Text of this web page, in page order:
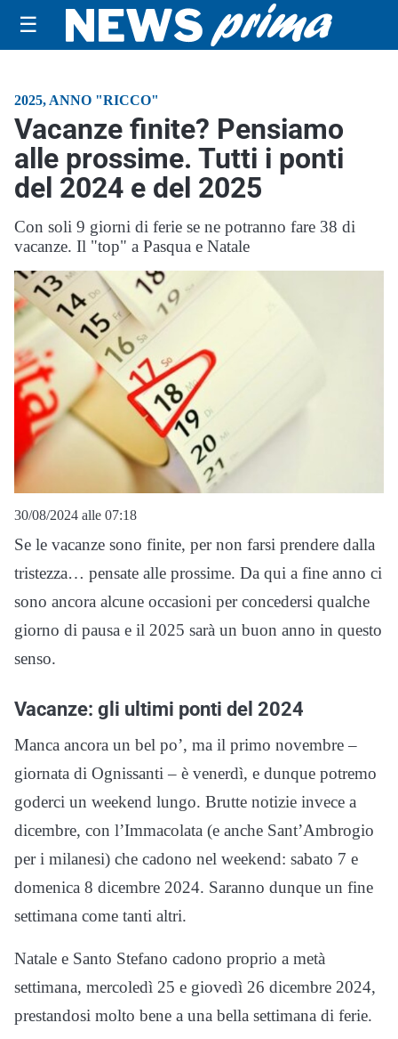
☰
2025, ANNO "RICCO"
Vacanze finite? Pensiamo
alle prossime. Tutti i ponti
del 2024 e del 2025
Con soli 9 giorni di ferie se ne potranno fare 38 di
vacanze. Il "top" a Pasqua e Natale
30/08/2024 alle 07:18
Se le vacanze sono finite, per non farsi prendere dalla
tristezza… pensate alle prossime. Da qui a fine anno ci
sono ancora alcune occasioni per concedersi qualche
giorno di pausa e il 2025 sarà un buon anno in questo
senso.
Vacanze: gli ultimi ponti del 2024
Manca ancora un bel po’, ma il primo novembre –
giornata di Ognissanti – è venerdì, e dunque potremo
goderci un weekend lungo. Brutte notizie invece a
dicembre, con l’Immacolata (e anche Sant’Ambrogio
per i milanesi) che cadono nel weekend: sabato 7 e
domenica 8 dicembre 2024. Saranno dunque un fine
settimana come tanti altri.
Natale e Santo Stefano cadono proprio a metà
settimana, mercoledì 25 e giovedì 26 dicembre 2024,
prestandosi molto bene a una bella settimana di ferie.